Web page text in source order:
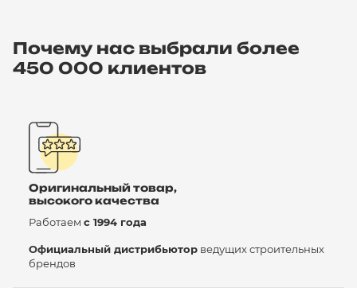
Почему нас выбрали более
450 000 клиентов
Оригинальный товар,
высокого качества
Работаем с 1994 года
Официальный дистрибьютор ведущих строительных
брендов